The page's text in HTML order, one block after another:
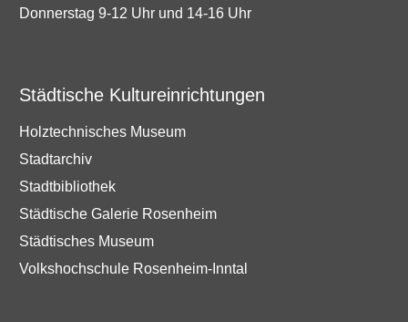
Donnerstag 9-12 Uhr und 14-16 Uhr
Städtische Kultureinrichtungen
Holztechnisches Museum
Stadtarchiv
Stadtbibliothek
Städtische Galerie Rosenheim
Städtisches Museum
Volkshochschule Rosenheim-Inntal